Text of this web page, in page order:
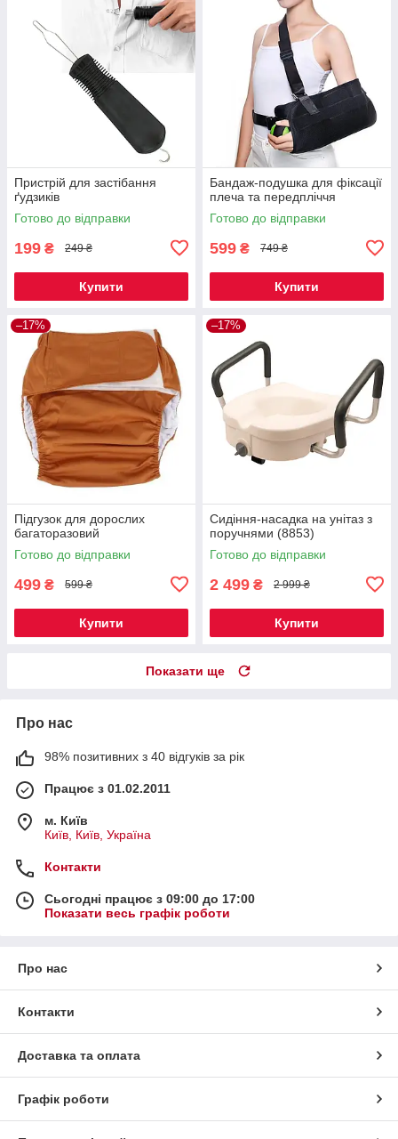
Пристрій для застібання
ґудзиків
Готово до відправки
199 ₴ 249 ₴
Купити
Бандаж-подушка для фіксації
плеча та передпліччя
Готово до відправки
599 ₴ 749 ₴
Купити
–17%
Підгузок для дорослих
багаторазовий
Готово до відправки
499 ₴ 599 ₴
Купити
–17%
Сидіння-насадка на унітаз з
поручнями (8853)
Готово до відправки
2 499 ₴ 2 999 ₴
Купити
Показати ще
Про нас
98% позитивних з 40 відгуків за рік
Працює з 01.02.2011
м. Київ
Київ, Київ, Україна
Контакти
Сьогодні працює з 09:00 до 17:00
Показати весь графік роботи
Про нас
Контакти
Доставка та оплата
Графік роботи